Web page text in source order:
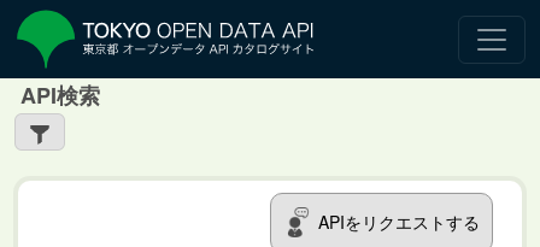
API検索
APIをリクエストする